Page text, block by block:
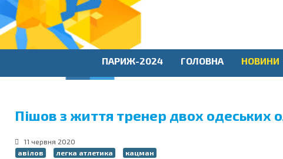
пошук
по
сайту
ПАРИЖ-2024 ГОЛОВНА НОВИНИ
Пішов з життя тренер двох одеських
11 червня 2020
авілов
легка атлетика кацман